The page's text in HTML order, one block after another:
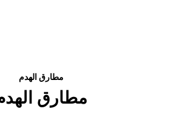
مطارق الهدم
مطارق